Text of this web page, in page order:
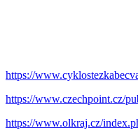
https://
https://www.czechpoint.cz/
https://www.olkraj.cz/